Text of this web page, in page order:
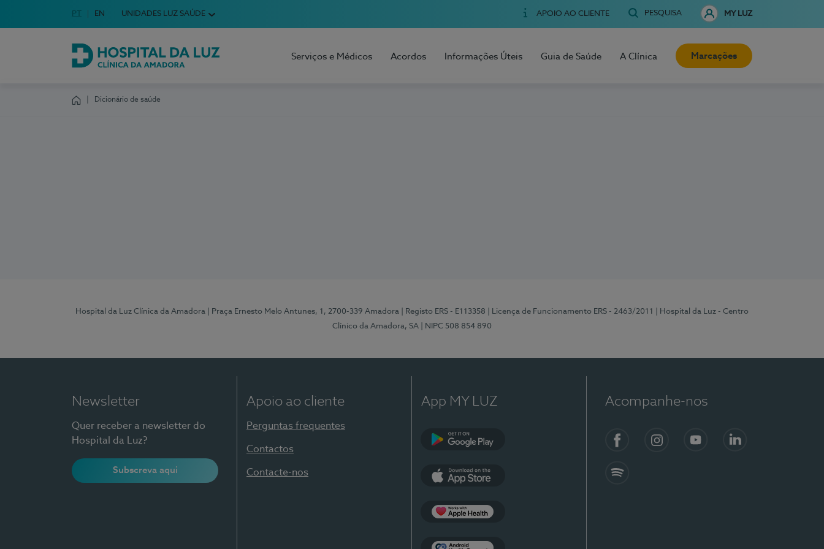
Escolha o seu idioma
Idioma em Português
PT English Language
EN UNIDADES LUZ SAÚDE APOIO AO CLIENTE PESQUISA MY LUZ
Hospital da Luz Clínica da Amadora
Serviços e Médicos Acordos Informações Úteis Guia de Saúde A Clínica Marcações
Dicionário de saúde
Hospital da Luz Clínica da Amadora | Praça Ernesto Melo Antunes, 1, 2700-339 Amadora | Registo ERS - E113358 | Licença de Funcionamento ERS - 2463/2011
| Hospital da Luz - Centro
Clínico da Amadora, SA
| NIPC 508 854 890
Newsletter
Quer receber a newsletter do
Hospital da Luz?
Subscreva aqui
Apoio ao cliente
Perguntas frequentes
Contactos
Contacte-nos
App MY LUZ Acompanhe-nos